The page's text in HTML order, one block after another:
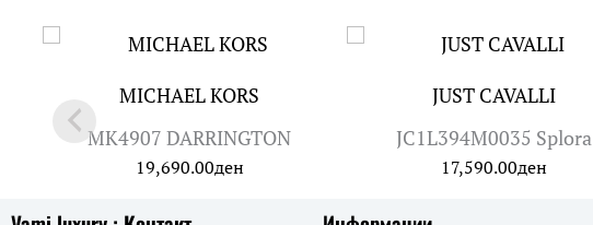
MICHAEL KORS
MK4907 DARRINGTON
19,690.00ден
JUST CAVALLI
JC1L394M0035 Splora
17,590.00ден